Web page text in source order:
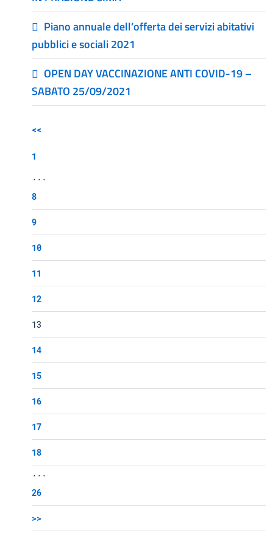
Piano annuale dell’offerta dei servizi abitativi
pubblici e sociali 2021
OPEN DAY VACCINAZIONE ANTI COVID-19 –
SABATO 25/09/2021
<<
1
...
8
9
10
11
12
13
14
15
16
17
18
...
26
>>